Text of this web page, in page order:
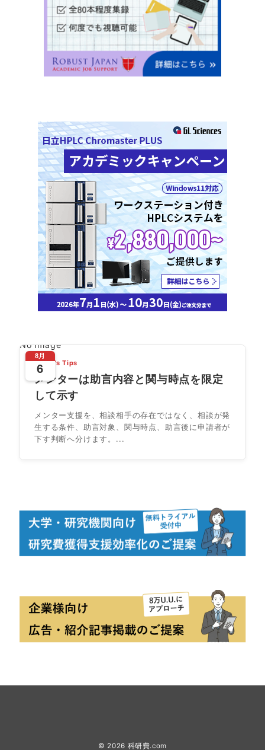
No Image
8月
6
Today's Tips
メンターは助言内容と関与時点を限定
して示す
メンター支援を、相談相手の存在ではなく、相談が発
生する条件、助言対象、関与時点、助言後に申請者が
下す判断へ分けます。...
© 2026 科研費.com